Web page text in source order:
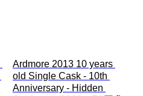
Ardmore 2013 10 years
old Single Cask - 10th
Anniversary - Hidden